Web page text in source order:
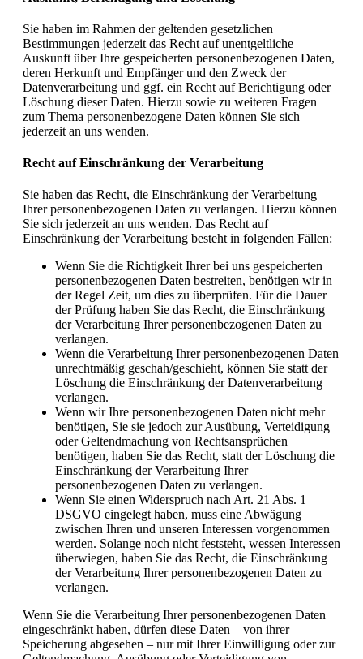
Sie haben im Rahmen der geltenden gesetzlichen
Bestimmungen jederzeit das Recht auf unentgeltliche
Auskunft über Ihre gespeicherten personenbezogenen Daten,
deren Herkunft und Empfänger und den Zweck der
Datenverarbeitung und ggf. ein Recht auf Berichtigung oder
Löschung dieser Daten. Hierzu sowie zu weiteren Fragen
zum Thema personenbezogene Daten können Sie sich
jederzeit an uns wenden.
Recht auf Einschränkung der Verarbeitung
Sie haben das Recht, die Einschränkung der Verarbeitung
Ihrer personenbezogenen Daten zu verlangen. Hierzu können
Sie sich jederzeit an uns wenden. Das Recht auf
Einschränkung der Verarbeitung besteht in folgenden Fällen:
Wenn Sie die Richtigkeit Ihrer bei uns gespeicherten
personenbezogenen Daten bestreiten, benötigen wir in
der Regel Zeit, um dies zu überprüfen. Für die Dauer
der Prüfung haben Sie das Recht, die Einschränkung
der Verarbeitung Ihrer personenbezogenen Daten zu
verlangen.
Wenn die Verarbeitung Ihrer personenbezogenen Daten
unrechtmäßig geschah/geschieht, können Sie statt der
Löschung die Einschränkung der Datenverarbeitung
verlangen.
Wenn wir Ihre personenbezogenen Daten nicht mehr
benötigen, Sie sie jedoch zur Ausübung, Verteidigung
oder Geltendmachung von Rechtsansprüchen
benötigen, haben Sie das Recht, statt der Löschung die
Einschränkung der Verarbeitung Ihrer
personenbezogenen Daten zu verlangen.
Wenn Sie einen Widerspruch nach Art. 21 Abs. 1
DSGVO eingelegt haben, muss eine Abwägung
zwischen Ihren und unseren Interessen vorgenommen
werden. Solange noch nicht feststeht, wessen Interessen
überwiegen, haben Sie das Recht, die Einschränkung
der Verarbeitung Ihrer personenbezogenen Daten zu
verlangen.
Wenn Sie die Verarbeitung Ihrer personenbezogenen Daten
eingeschränkt haben, dürfen diese Daten – von ihrer
Speicherung abgesehen – nur mit Ihrer Einwilligung oder zur